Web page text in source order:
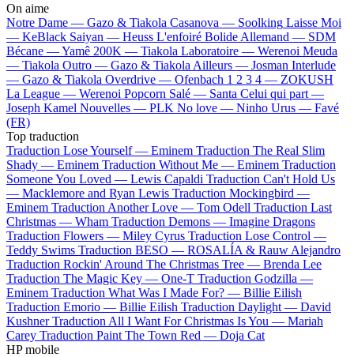
On aime
Notre Dame — Gazo & Tiakola Casanova — Soolking Laisse Moi
— KeBlack Saiyan — Heuss L'enfoiré Bolide Allemand — SDM
Bécane —Yamê 200K — Tiakola Laboratoire — Werenoi Meuda
— Tiakola Outro — Gazo & Tiakola Ailleurs — Josman Interlude
— Gazo & Tiakola Overdrive — Ofenbach 1 2 3 4 — ZOKUSH
La League — Werenoi Popcorn Salé — Santa Celui qui part —
Joseph Kamel Nouvelles — PLK No love — Ninho Urus — Favé
(FR)
Top traduction
Traduction Lose Yourself — Eminem Traduction The Real Slim
Shady — Eminem Traduction Without Me — Eminem Traduction
Someone You Loved — Lewis Capaldi Traduction Can't Hold Us
— Macklemore and Ryan Lewis Traduction Mockingbird —
Eminem Traduction Another Love — Tom Odell Traduction Last
Christmas — Wham Traduction Demons — Imagine Dragons
Traduction Flowers — Miley Cyrus Traduction Lose Control —
Teddy Swims Traduction BESO — ROSALÍA & Rauw Alejandro
Traduction Rockin' Around The Christmas Tree — Brenda Lee
Traduction The Magic Key — One-T Traduction Godzilla —
Eminem Traduction What Was I Made For? — Billie Eilish
Traduction Emorio — Billie Eilish Traduction Daylight — David
Kushner Traduction All I Want For Christmas Is You — Mariah
Carey Traduction Paint The Town Red — Doja Cat
HP mobile